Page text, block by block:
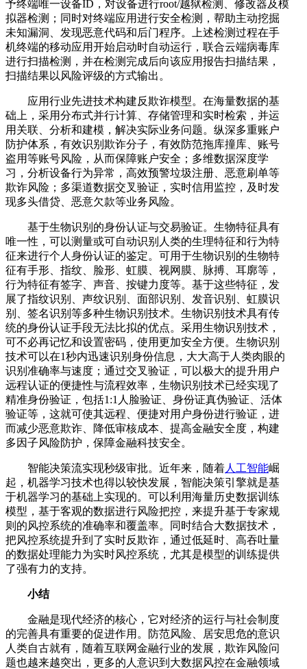
予终端唯一设备ID，对设备进行root/越狱检测、修改器及模
拟器检测；同时对终端应用进行安全检测，帮助主动挖掘
未知漏洞、发现恶意代码和后门程序。上述检测过程在手
机终端的移动应用开始启动时自动运行，联合云端病毒库
进行扫描检测，并在检测完成后向该应用报告扫描结果，
扫描结果以风险评级的方式输出。
应用行业先进技术构建反欺诈模型。在海量数据的基
础上，采用分布式并行计算、存储管理和实时检索，并运
用关联、分析和建模，解决实际业务问题。纵深多重账户
防护体系，有效识别欺诈分子，有效防范拖库撞库、账号
盗用等账号风险，从而保障账户安全；多维数据深度学
习，分析设备行为异常，高效预警垃圾注册、恶意刷单等
欺诈风险；多渠道数据交叉验证，实时信用监控，及时发
现多头借贷、恶意欠款等业务风险。
基于生物识别的身份认证与交易验证。生物特征具有
唯一性，可以测量或可自动识别人类的生理特征和行为特
征来进行个人身份认证的鉴定。可用于生物识别的生物特
征有手形、指纹、脸形、虹膜、视网膜、脉搏、耳廓等，
行为特征有签字、声音、按键力度等。基于这些特征，发
展了指纹识别、声纹识别、面部识别、发音识别、虹膜识
别、签名识别等多种生物识别技术。生物识别技术具有传
统的身份认证手段无法比拟的优点。采用生物识别技术，
可不必再记忆和设置密码，使用更加安全方便。生物识别
技术可以在1秒内迅速识别身份信息，大大高于人类肉眼的
识别准确率与速度；通过交叉验证，可以极大的提升用户
远程认证的便捷性与流程效率，生物识别技术已经实现了
精准身份验证，包括1:1人脸验证、身份证真伪验证、活体
验证等，这就可使其远程、便捷对用户身份进行验证，进
而减少恶意欺诈、降低审核成本、提高金融安全度，构建
多因子风险防护，保障金融科技安全。
智能决策流实现秒级审批。近年来，随着人工智能崛
起，机器学习技术也得以较快发展，智能决策引擎就是基
于机器学习的基础上实现的。可以利用海量历史数据训练
模型，基于客观的数据进行风险把控，来提升基于专家规
则的风控系统的准确率和覆盖率。同时结合大数据技术，
把风控系统提升到了实时反欺诈，通过低延时、高吞吐量
的数据处理能力为实时风控系统，尤其是模型的训练提供
了强有力的支持。
小结
金融是现代经济的核心，它对经济的运行与社会制度
的完善具有重要的促进作用。防范风险、居安思危的意识
人类自古就有，随着互联网金融行业的发展，欺诈风险问
题也越来越突出，更多的人意识到大数据风控在金融领域